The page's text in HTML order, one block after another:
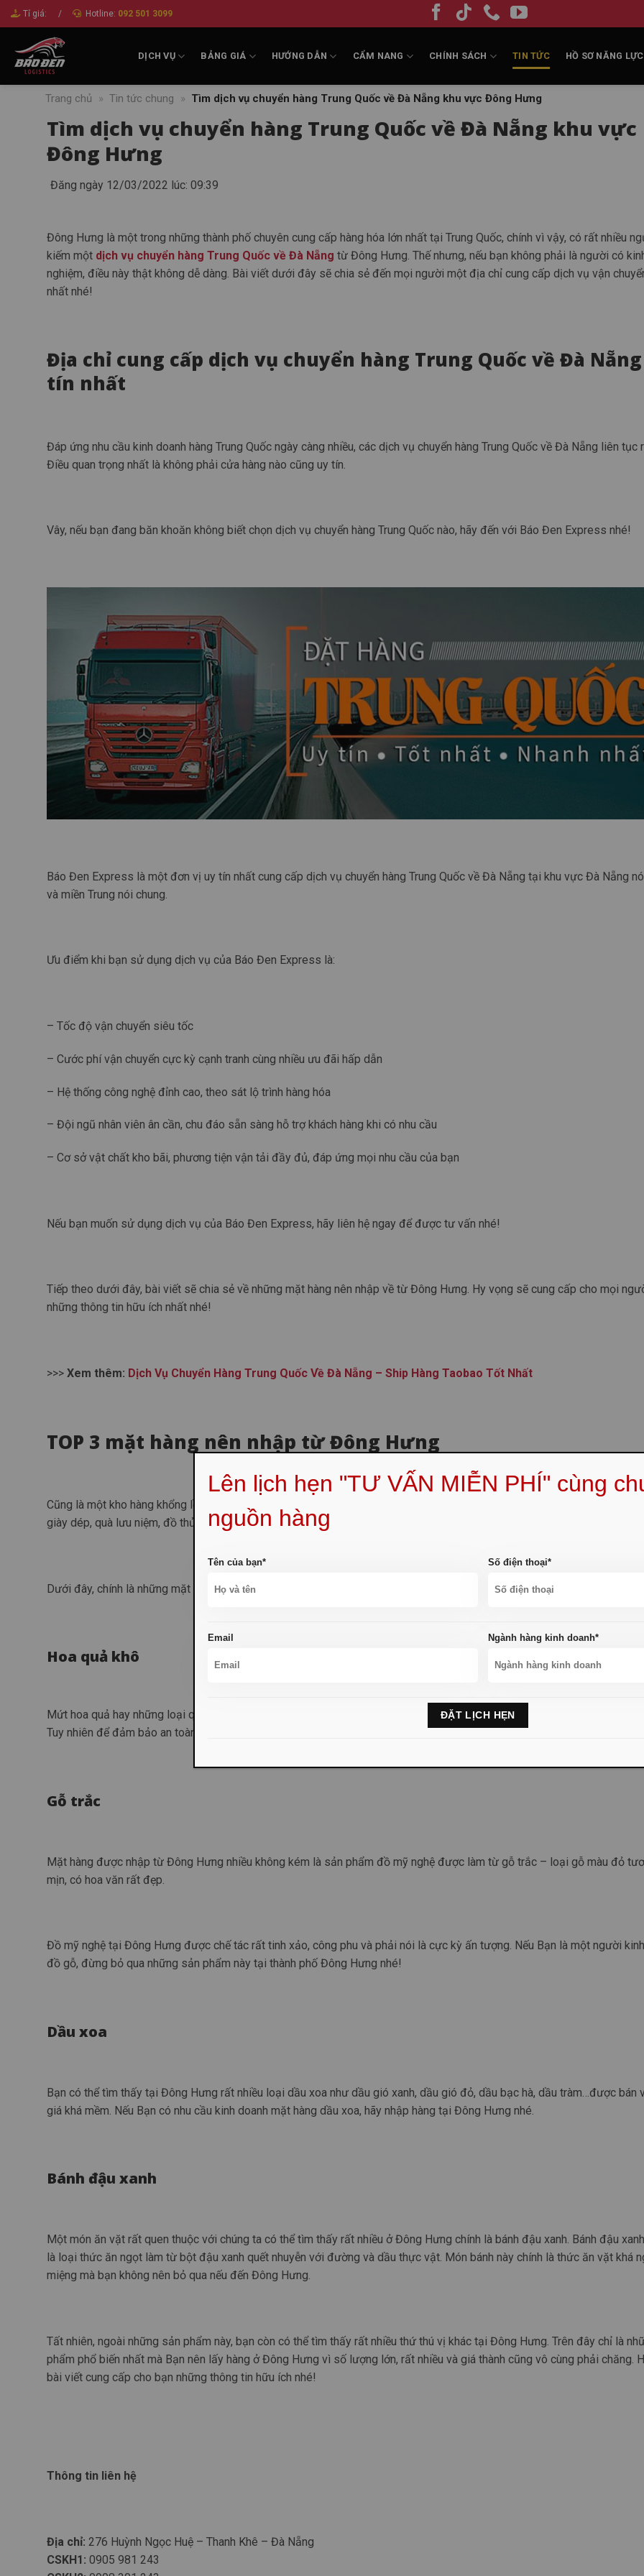
qua
dung
Tỉ giá: / Hotline: 092 501 3099
DỊCH VỤ BẢNG GIÁ HƯỚNG DẪN CẨM NANG CHÍNH SÁCH TIN TỨC HỒ SƠ NĂNG LỰC
Trang chủ » Tin tức chung » Tìm dịch vụ chuyển hàng Trung Quốc về Đà Nẵng khu vực Đông Hưng
Tìm dịch vụ chuyển hàng Trung Quốc về Đà Nẵng khu vực
Đông Hưng
Đăng ngày 12/03/2022 lúc: 09:39
Đông Hưng là một trong những thành phố chuyên cung cấp hàng hóa lớn nhất tại Trung Quốc, chính vì vậy, có rất nhiều
kiếm một dịch vụ chuyển hàng Trung Quốc về Đà Nẵng từ Đông Hưng. Thế nhưng, nếu bạn không phải là người có
nghiệm, điều này thật không dễ dàng. Bài viết dưới đây sẽ chia sẻ đến mọi người một địa chỉ cung cấp dịch vụ vận
nhất nhé!
Địa chỉ cung cấp dịch vụ chuyển hàng Trung Quốc về Đà
tín nhất
Đáp ứng nhu cầu kinh doanh hàng Trung Quốc ngày càng nhiều, các dịch vụ chuyển hàng Trung Quốc về Đà Nẵng liên tục
Điều quan trọng nhất là không phải cửa hàng nào cũng uy tín.
Vây, nếu bạn đang băn khoăn không biết chọn dịch vụ chuyển hàng Trung Quốc nào, hãy đến với Báo Đen Express nhé!
Báo Đen Express là một đơn vị uy tín nhất cung cấp dịch vụ chuyển hàng Trung Quốc về Đà Nẵng tại khu vực Đà Nẵng
và miền Trung nói chung.
Ưu điểm khi bạn sử dụng dịch vụ của Báo Đen Express là:
– Tốc độ vận chuyển siêu tốc
– Cước phí vận chuyển cực kỳ cạnh tranh cùng nhiều ưu đãi hấp dẫn
– Hệ thống công nghệ đỉnh cao, theo sát lộ trình hàng hóa
– Đội ngũ nhân viên ân cần, chu đáo sẵn sàng hỗ trợ khách hàng khi có nhu cầu
– Cơ sở vật chất kho bãi, phương tiện vận tải đầy đủ, đáp ứng mọi nhu cầu của bạn
Nếu bạn muốn sử dụng dịch vụ của Báo Đen Express, hãy liên hệ ngay để được tư vấn nhé!
Tiếp theo dưới đây, bài viết sẽ chia sẻ về những mặt hàng nên nhập về từ Đông Hưng. Hy vọng sẽ cung cấp cho mọi
những thông tin hữu ích nhất nhé!
>>> Xem thêm: Dịch Vụ Chuyển Hàng Trung Quốc Về Đà Nẵng – Ship Hàng Taobao Tốt Nhất
TOP 3 mặt hàng nên nhập từ Đông Hưng
Cũng là một kho hàng khổng lồ của Trung Quốc nên bạn có thể tìm thấy tại Đông Hưng tỉ tỉ thứ, với giá trị rẻ, đa dạng từ
giày dép, quà lưu niệm, đồ thủ công…
Dưới đây, chính là những mặt hàng hot nhất thường được mọi người nhập về bán ở thành phố này.
Hoa quả khô
Mứt hoa quả hay những loại quả sấy khô có thể nói là đặc sản tại Đông Hưng, bạn có thể lấy hàng với số lượng rất lớn
Tuy nhiên để đảm bảo an toàn, bạn chỉ nên chọn những mặt hàng được đóng gói cẩn thận, có bao bì, tem mác rõ ràng.
Gỗ trắc
Mặt hàng được nhập từ Đông Hưng nhiều không kém là sản phẩm đồ mỹ nghệ được làm từ gỗ trắc – loại gỗ màu đỏ
mịn, có hoa văn rất đẹp.
Đồ mỹ nghệ tại Đông Hưng được chế tác rất tinh xảo, công phu và phải nói là cực kỳ ấn tượng. Nếu Bạn là một người
đồ gỗ, đừng bỏ qua những sản phẩm này tại thành phố Đông Hưng nhé!
Dầu xoa
Bạn có thể tìm thấy tại Đông Hưng rất nhiều loại dầu xoa như dầu gió xanh, dầu gió đỏ, dầu bạc hà, dầu tràm…được bán
giá khá mềm. Nếu Bạn có nhu cầu kinh doanh mặt hàng dầu xoa, hãy nhập hàng tại Đông Hưng nhé.
Bánh đậu xanh
Một món ăn vặt rất quen thuộc với chúng ta có thể tìm thấy rất nhiều ở Đông Hưng chính là bánh đậu xanh. Bánh đậu
là loại thức ăn ngọt làm từ bột đậu xanh quết nhuyễn với đường và dầu thực vật. Món bánh này chính là thức ăn vặt khá
miệng mà bạn không nên bỏ qua nếu đến Đông Hưng.
Tất nhiên, ngoài những sản phẩm này, bạn còn có thể tìm thấy rất nhiều thứ thú vị khác tại Đông Hưng. Trên đây chỉ là
phẩm phổ biến nhất mà Bạn nên lấy hàng ở Đông Hưng vì số lượng lớn, rất nhiều và giá thành cũng vô cùng phải chăng.
bài viết cung cấp cho bạn những thông tin hữu ích nhé!
Thông tin liên hệ
Địa chỉ: 276 Huỳnh Ngọc Huệ – Thanh Khê – Đà Nẵng
CSKH1: 0905 981 243
Lên lịch hẹn "TƯ VẤN MIỄN PHÍ" cùng
nguồn hàng
Tên của bạn* Số điện thoại*
Email Ngành hàng kinh doanh*